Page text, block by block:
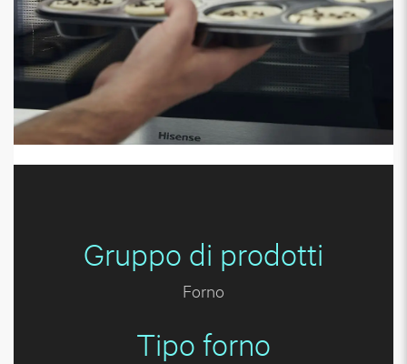
Gruppo di prodotti
Forno
Tipo forno